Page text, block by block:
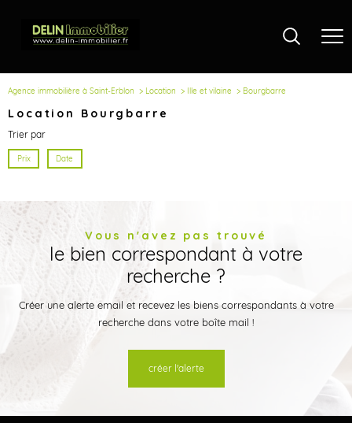
Agence immobilière à Saint-Erblon Location Ille et vilaine Bourgbarre
Location Bourgbarre
Trier par
Prix Date
Vous n'avez pas trouvé
le bien correspondant à votre
recherche ?
Créer une alerte email et recevez les biens correspondants à votre
recherche dans votre boîte mail !
créer l'alerte